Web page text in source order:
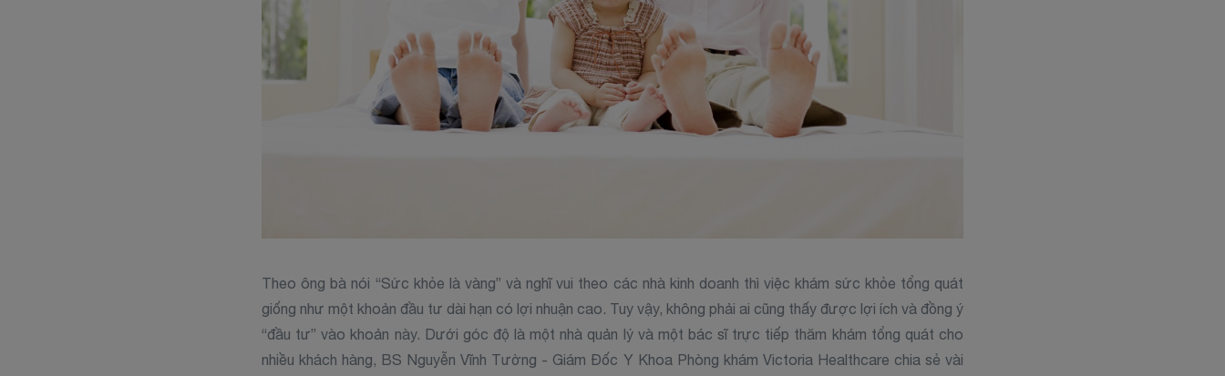
Theo ông bà nói “Sức khỏe là vàng” và nghĩ vui theo các nhà kinh doanh thì việc khám sức khỏe tổng quát
giống như một khoản đầu tư dài hạn có lợi nhuận cao. Tuy vậy, không phải ai cũng thấy được lợi ích và đồng ý
“đầu tư” vào khoản này. Dưới góc độ là một nhà quản lý và một bác sĩ trực tiếp thăm khám tổng quát cho
nhiều khách hàng, BS Nguyễn Vĩnh Tường - Giám Đốc Y Khoa Phòng khám Victoria Healthcare chia sẻ vài